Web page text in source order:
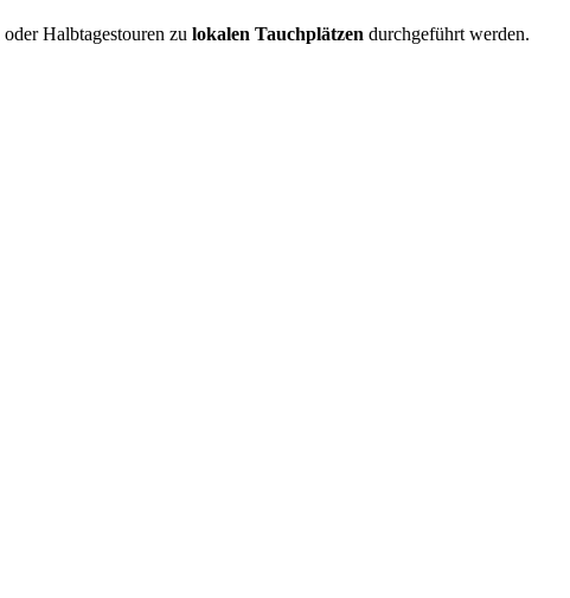
oder Halbtagestouren zu lokalen Tauchplätzen durchgeführt werden.